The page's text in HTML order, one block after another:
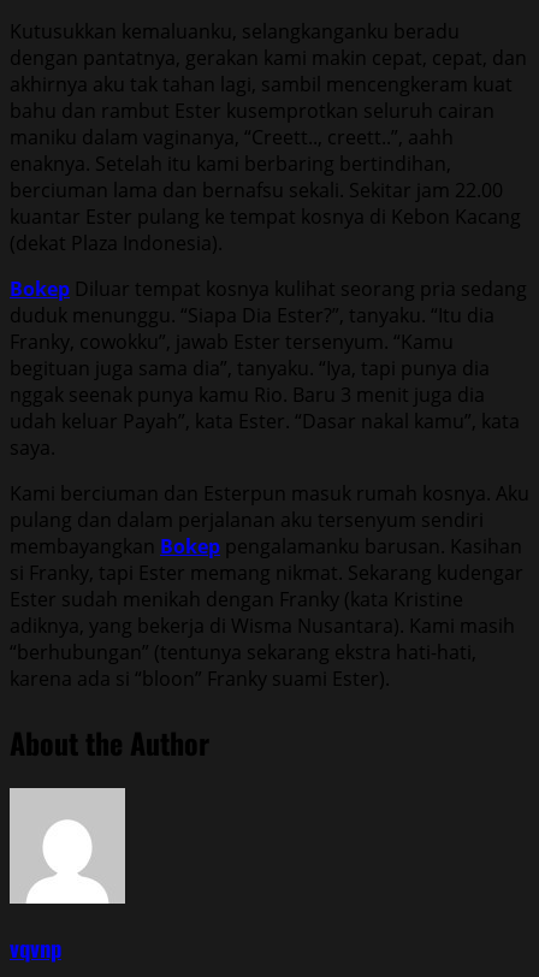
Kutusukkan kemaluanku, selangkanganku beradu
dengan pantatnya, gerakan kami makin cepat, cepat, dan
akhirnya aku tak tahan lagi, sambil mencengkeram kuat
bahu dan rambut Ester kusemprotkan seluruh cairan
maniku dalam vaginanya, “Creett.., creett..”, aahh
enaknya. Setelah itu kami berbaring bertindihan,
berciuman lama dan bernafsu sekali. Sekitar jam 22.00
kuantar Ester pulang ke tempat kosnya di Kebon Kacang
(dekat Plaza Indonesia).
Bokep Diluar tempat kosnya kulihat seorang pria sedang
duduk menunggu. “Siapa Dia Ester?”, tanyaku. “Itu dia
Franky, cowokku”, jawab Ester tersenyum. “Kamu
begituan juga sama dia”, tanyaku. “Iya, tapi punya dia
nggak seenak punya kamu Rio. Baru 3 menit juga dia
udah keluar Payah”, kata Ester. “Dasar nakal kamu”, kata
saya.
Kami berciuman dan Esterpun masuk rumah kosnya. Aku
pulang dan dalam perjalanan aku tersenyum sendiri
membayangkan Bokep pengalamanku barusan. Kasihan
si Franky, tapi Ester memang nikmat. Sekarang kudengar
Ester sudah menikah dengan Franky (kata Kristine
adiknya, yang bekerja di Wisma Nusantara). Kami masih
“berhubungan” (tentunya sekarang ekstra hati-hati,
karena ada si “bloon” Franky suami Ester).
About the Author
vqvnp